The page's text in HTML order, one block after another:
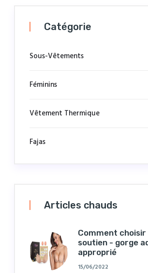
Catégorie
Sous-Vêtements
Féminins
Vêtement Thermique
Fajas
Articles chauds
Comment choisir
soutien - gorge
approprié
15/06/2022